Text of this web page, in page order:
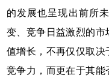
的发展也呈现出前所
变、竞争日益激烈的市
值增长，不再仅仅取决
竞争力，而更在于其能